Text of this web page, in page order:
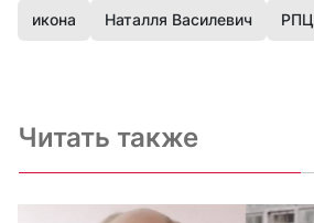
икона Наталля Василевич РПЦ
Читать также